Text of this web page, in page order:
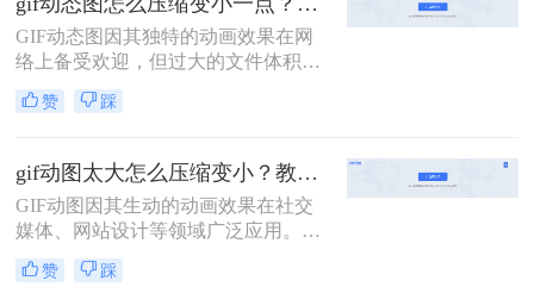
GIF动态图因其独特的动画效果在网
络上备受欢迎，但过大的文件体积往
往会影响加载速度和用户体验。因
此，将GIF动态图压缩变小成为了一
缩变小一点呢？本文将介绍两种压缩
GIF动态图的方法。
赞 踩
gif动图太大怎么压缩变小？教你二招高效压缩！
GIF动图因其生动的动画效果在社交
媒体、网站设计等领域广泛应用。然
而，由于GIF文件通常包含大量的帧
数，文件大小往往较大，这不仅影响
赞 踩